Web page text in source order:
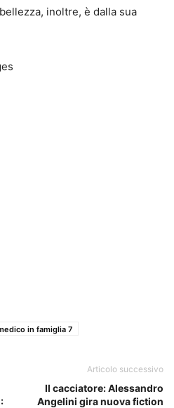
inoltre, è dalla sua
in famiglia 7
Articolo successivo
Il cacciatore: Alessandro
Angelini gira nuova fiction